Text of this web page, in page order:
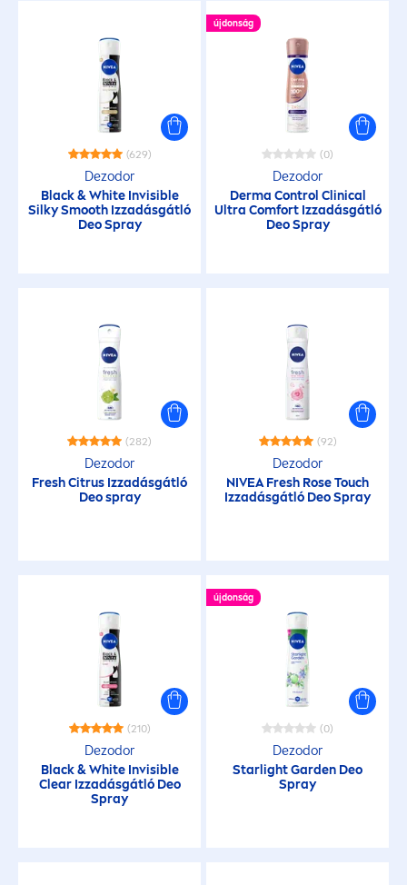
(629)
Dezodor
Black&WhiteInvisible
Silky Smooth Izzadásgátló
Deo Spray
újdonság
(0)
Dezodor
Derma Control Clinical
Ultra Comfort Izzadásgátló
Deo Spray
(282)
Dezodor
FreshCitrus Izzadásgátló
Deo spray
(92)
Dezodor
NIVEA Fresh RoseTouch
Izzadásgátló Deo Spray
(210)
Dezodor
Black&WhiteInvisible
Clear Izzadásgátló Deo
Spray
újdonság
(0)
Dezodor
Starlight Garden Deo
Spray